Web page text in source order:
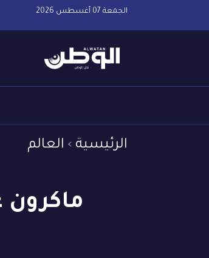
الجمعة 07 أغسطس 2026
الرئيسية العالم
ماكرون